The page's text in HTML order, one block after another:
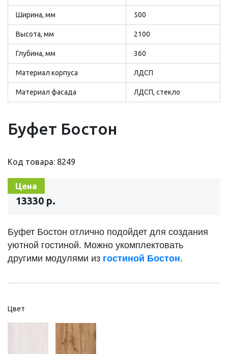
Ширина, мм 500
Высота, мм 2100
Глубина, мм 360
Материал корпуса ЛДСП
Материал фасада ЛДСП, стекло
Буфет Бостон
Код товара: 8249
Цена
13330 р.
Буфет Бостон отлично подойдет для создания
уютной гостиной. Можно укомплектовать
другими модулями из гостиной Бостон.
Цвет